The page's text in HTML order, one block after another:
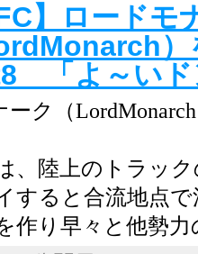
】ロードモ
「よ～いド
ーク（
、陸上のトラッ
すると合流­地点
作り早々と他勢